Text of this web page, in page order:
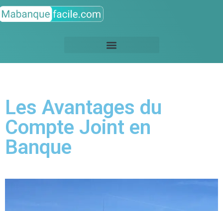
Les Avantages du
Compte Joint en
Banque